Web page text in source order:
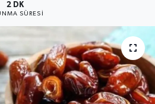
2 DK
SÜRESI